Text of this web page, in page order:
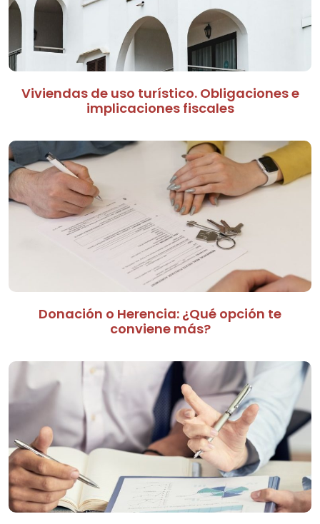
Viviendas de uso turístico. Obligaciones e
implicaciones fiscales
Donación o Herencia: ¿Qué opción te
conviene más?